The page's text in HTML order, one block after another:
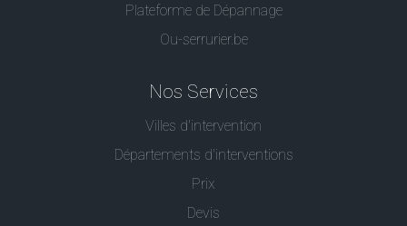
Plateforme de Dépannage
Ou-serrurier.be
Nos Services
Villes d'intervention
Départements d'interventions
Prix
Devis